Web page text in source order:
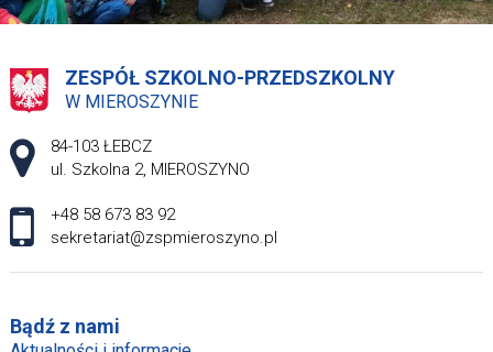
ZESPÓŁ SZKOLNO-PRZEDSZKOLNY
W MIEROSZYNIE
Adres pocztowy:
84-103 ŁEBCZ
ul. Szkolna 2, MIEROSZYNO
+48 58 673 83 92
sekretariat@zspmieroszyno.pl
Bądź z nami